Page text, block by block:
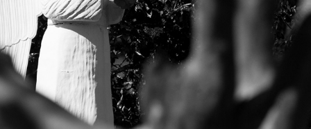
RODEIO